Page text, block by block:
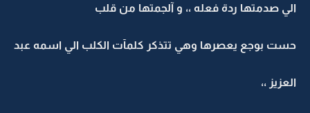
الي صدمتها ردة فعله ،، و آلجمتها من قلب
حست بوجع يعصرها وهي تتذكر كلمآت الكلب الي اسمه عبد
العزيز ،،